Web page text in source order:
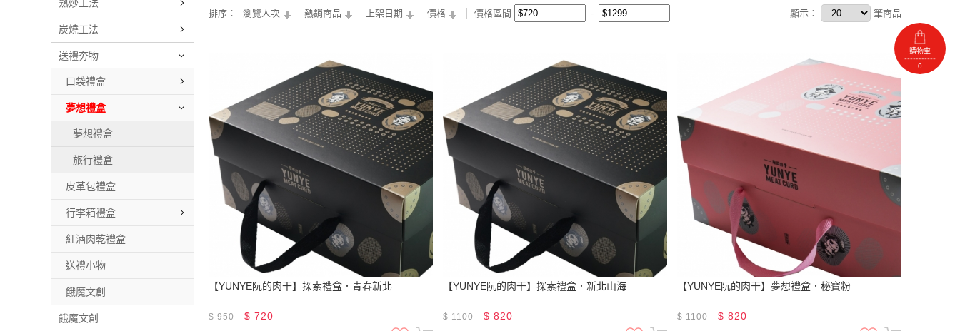
購物車
0
熟炒工法
炭燒工法
送禮夯物
口袋禮盒
夢想禮盒
夢想禮盒
旅行禮盒
皮革包禮盒
行李箱禮盒
紅酒肉乾禮盒
送禮小物
餓魔文創
餓魔文創
排序： 瀏覽人次 熱銷商品 上架日期 價格 價格區間 顯示： 筆商品
【YUNYE阮的肉干】探索禮盒．青春新北
$950 $ 720
【YUNYE阮的肉干】探索禮盒．新北山海
$1100 $ 820
【YUNYE阮的肉干】夢想禮盒．秘寶粉
$1100 $ 820